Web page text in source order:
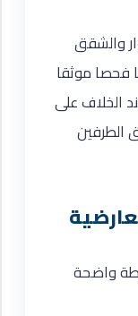
والشقق
فحصا موثقا
الخلاف على
الطرفين
واضحة